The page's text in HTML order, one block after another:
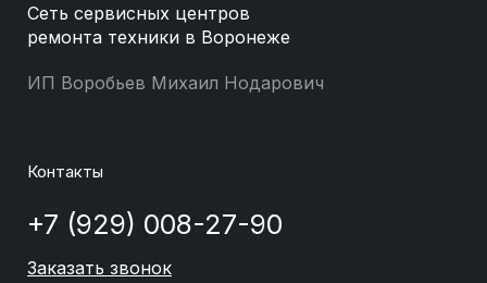
Сеть сервисных центров
ремонта техники в Воронеже
ИП Воробьев Михаил Нодарович
Контакты
+7 (929) 008-27-90
Заказать звонок